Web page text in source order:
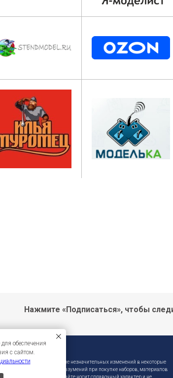
обеспечения
с сайтом.
Нажмите «Подписаться», чтобы
собой право на внесение незначительных изменений в некоторые
Во избежание недоразумений при покупке наборов, материалов
Вся информация на сайте носит справочный характер и не